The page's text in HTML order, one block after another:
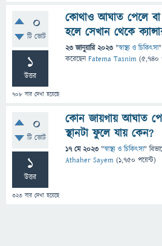
0
টি ভোট
1
উত্তর
708 বার দেখা হয়েছে
কোথাও আঘাত পেলে বা
হলে সেখান থেকে
23 জানুয়ারি 2023 "স্বাস্থ্য ও চিকিৎসা"
করেছেনFatema Tasnim (5,740
0
টি ভোট
1
উত্তর
323 বার দেখা হয়েছে
কোন জায়গায় আঘাত
স্থানটা ফুলে যায় কেন?
17 মে 2023 "স্বাস্থ্য ও চিকিৎসা"
Athaher Sayem (1,750 পয়েন্ট)